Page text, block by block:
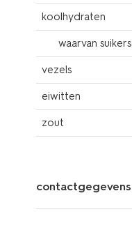
koolhydraten
waarvan suikers
vezels
eiwitten
zout
contactgegevens